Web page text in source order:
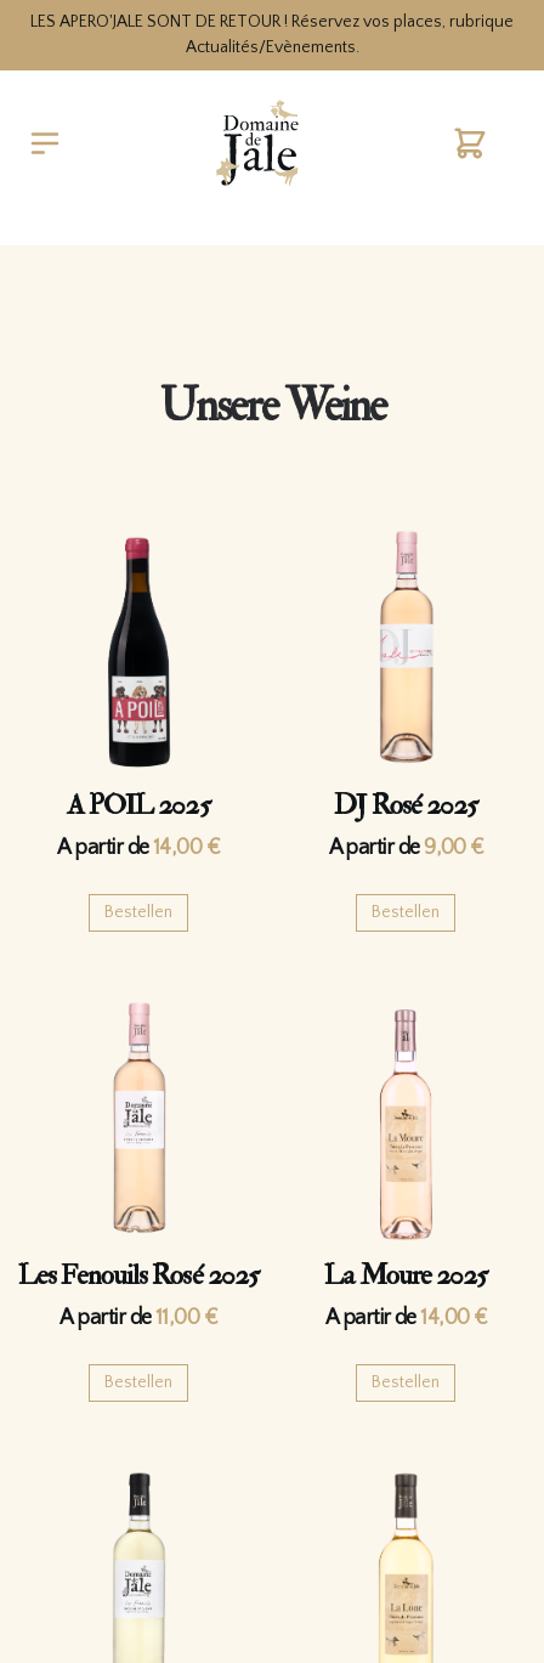
LES APERO'JALE SONT DE RETOUR ! Réservez vos places, rubrique
Actualités/Evènements.
Unsere Weine
A POIL 2025
A partir de14,00 €
Bestellen
DJ Rosé 2025
A partir de9,00 €
Bestellen
Les Fenouils Rosé 2025
A partir de11,00 €
Bestellen
La Moure 2025
A partir de14,00 €
Bestellen